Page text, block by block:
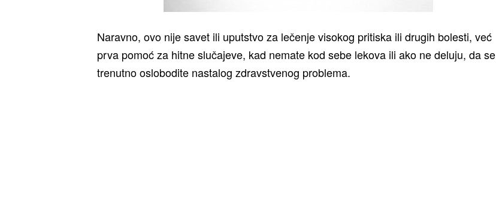
Naravno, ovo nije savet ili uputstvo za lečenje visokog pritiska ili drugih bolesti, već
prva pomoć za hitne slučajeve, kad nemate kod sebe lekova ili ako ne deluju, da se
trenutno oslobodite nastalog zdravstvenog problema.